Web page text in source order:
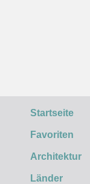
Startseite
Favoriten
Architektur
Länder